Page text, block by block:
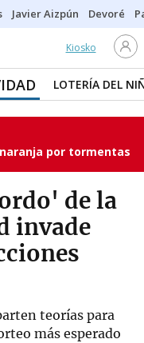
Javier Aizpún Devoré
Kiosko
LOTERÍA DEL
por tormentas
de la
invade
teorías para
más esperado